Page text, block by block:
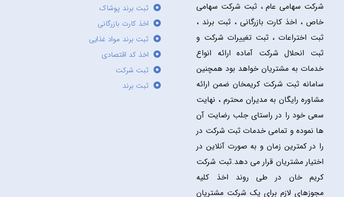
شرکت سهامی عام ، ثبت شرکت سهامی
خاص ، اخذ کارت بازرگانی ، ثبت برند ،
ثبت اختراعات ، ثبت تغییرات شرکت و
ثبت انحلال شرکت آماده ارائه انواع
خدمات به مشتریان خواهد بود همچنین
سامانه ثبت شرکت کریمخان ضمن ارائه
مشاوره رایگان به مدیران محترم ، نهایت
سعی خود را در راستای جلب رضایت آن
ها نموده و تمامی خدمات ثبت شرکت در
را در کمترین زمان و به صورت آنلاین در
اختیار مشتریان قرار می دهد.ثبت شرکت
کریم خان در طی روند اخذ کلیه
مجوزهای لازم برای یک شرکت مشتریان
ثبت برند پوشاک
اخذ کارت بازرگانی
ثبت برند مواد غذایی
اخذ کد اقتصادی
ثبت شرکت
ثبت برند